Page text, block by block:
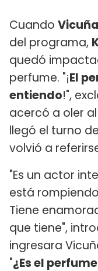
Cuando Vicuña
del programa,
quedó
perfume. "¡El
entiendo!",
acercó a oler
llegó el turno
volvió a
"Es un actor
está
Tiene
que tiene",
ingresara
"¿Es el